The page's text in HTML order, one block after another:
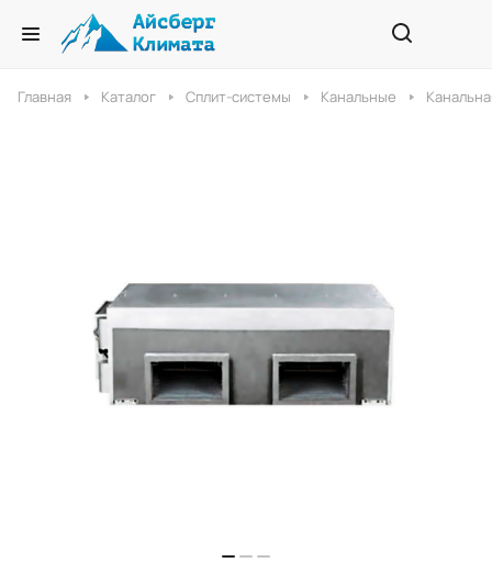
Главная Каталог Сплит-системы Канальные